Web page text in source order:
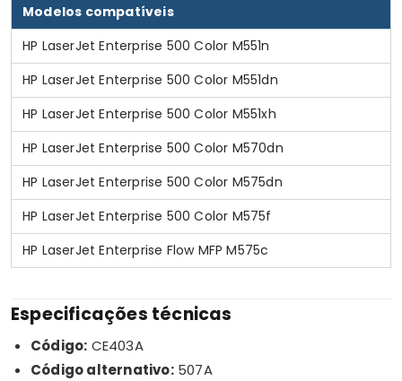
Modelos compatíveis
HP LaserJet Enterprise 500 Color M551n
HP LaserJet Enterprise 500 Color M551dn
HP LaserJet Enterprise 500 Color M551xh
HP LaserJet Enterprise 500 Color M570dn
HP LaserJet Enterprise 500 Color M575dn
HP LaserJet Enterprise 500 Color M575f
HP LaserJet Enterprise Flow MFP M575c
Especificações técnicas
Código: CE403A
Código alternativo:507A